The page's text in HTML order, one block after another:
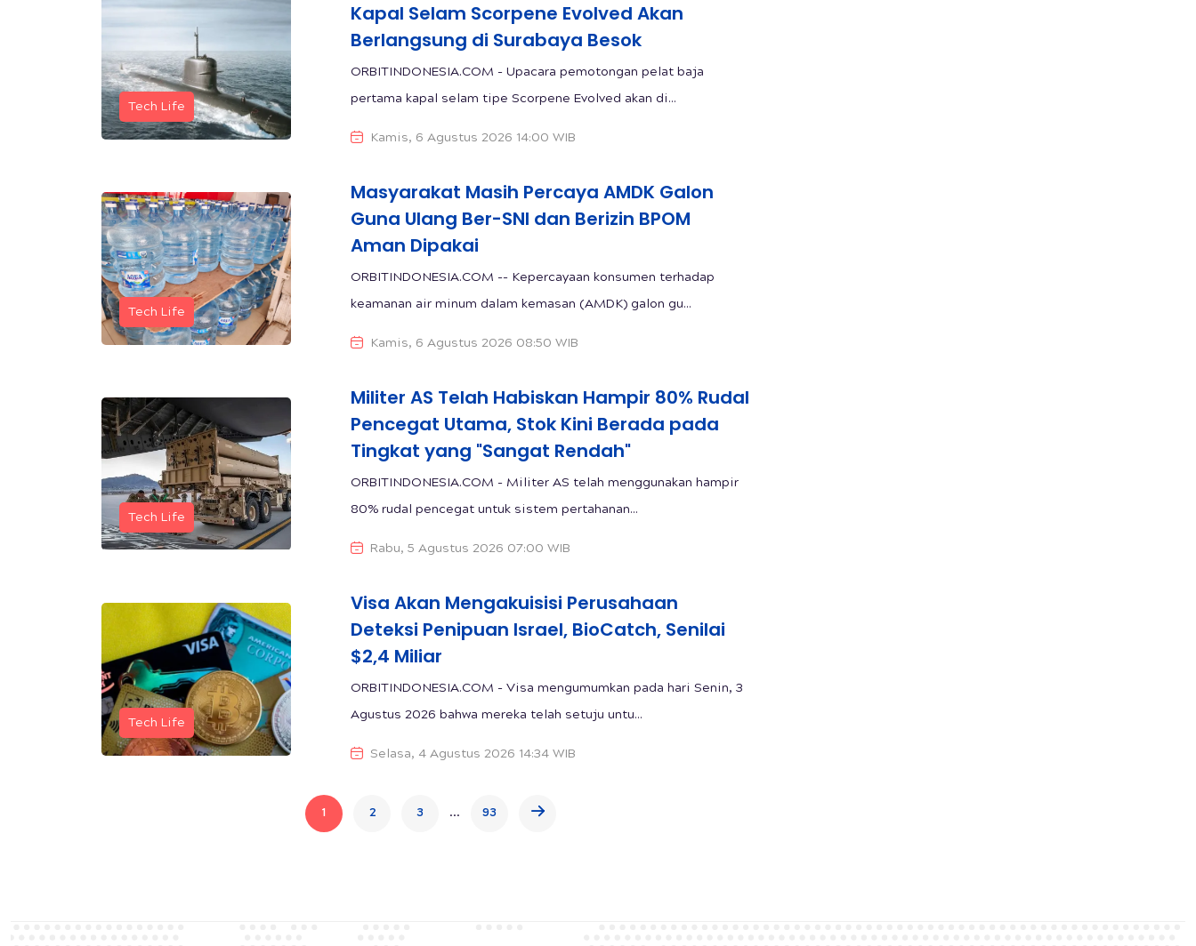
Tech Life
Kapal Selam Scorpene Evolved Akan
Berlangsung di Surabaya Besok
ORBITINDONESIA.COM - Upacara pemotongan pelat baja
pertama kapal selam tipe Scorpene Evolved akan di...
Kamis, 6 Agustus 2026 14:00 WIB
Tech Life
Masyarakat Masih Percaya AMDK Galon
Guna Ulang Ber-SNI dan Berizin BPOM
Aman Dipakai
ORBITINDONESIA.COM -- Kepercayaan konsumen terhadap
keamanan air minum dalam kemasan (AMDK) galon gu...
Kamis, 6 Agustus 2026 08:50 WIB
Tech Life
Militer AS Telah Habiskan Hampir 80% Rudal
Pencegat Utama, Stok Kini Berada pada
Tingkat yang "Sangat Rendah"
ORBITINDONESIA.COM - Militer AS telah menggunakan hampir
80% rudal pencegat untuk sistem pertahanan...
Rabu, 5 Agustus 2026 07:00 WIB
Tech Life
Visa Akan Mengakuisisi Perusahaan
Deteksi Penipuan Israel, BioCatch, Senilai
$2,4 Miliar
ORBITINDONESIA.COM - Visa mengumumkan pada hari Senin, 3
Agustus 2026 bahwa mereka telah setuju untu...
Selasa, 4 Agustus 2026 14:34 WIB
1 2 3 ... 93